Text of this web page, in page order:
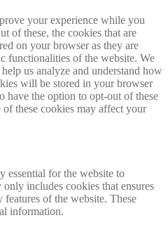
your experience while you
of these, the cookies that are
on your browser as they are
functionalities of the website. We
us analyze and understand how
will be stored in your browser
have the option to opt-out of these
these cookies may affect your
essential for the website to
includes cookies that ensures
of the website. These
information.